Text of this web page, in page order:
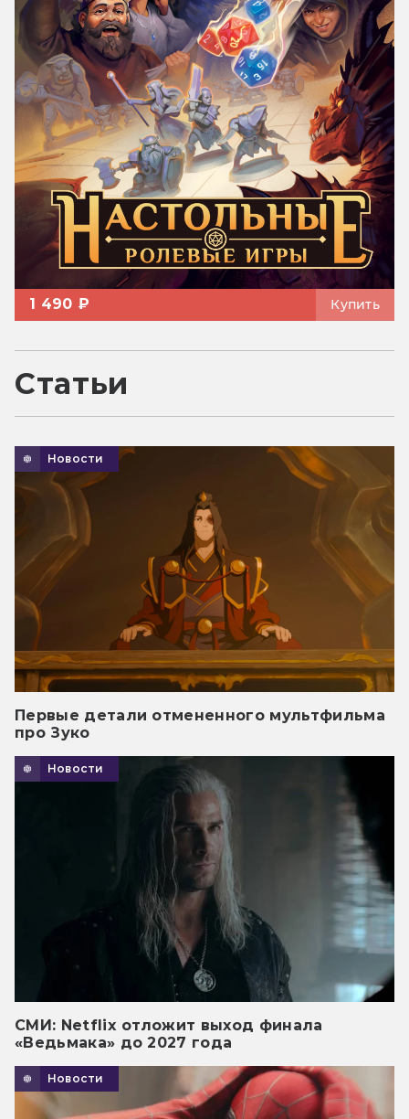
1 490 ₽ Купить
Статьи
Новости
Первые детали отмененного мультфильма
про Зуко
Новости
СМИ: Netflix отложит выход финала
«Ведьмака» до 2027 года
Новости